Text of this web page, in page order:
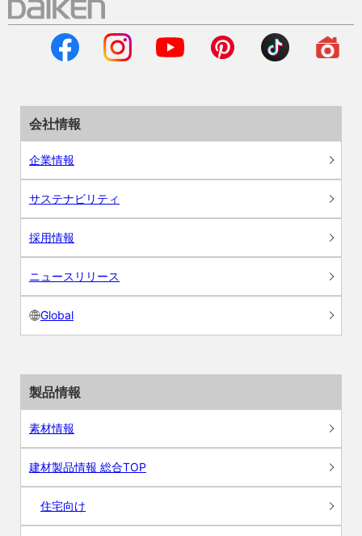
会社情報
企業情報
サステナビリティ
採用情報
ニュースリリース
Global
製品情報
素材情報
建材製品情報 総合TOP
住宅向け